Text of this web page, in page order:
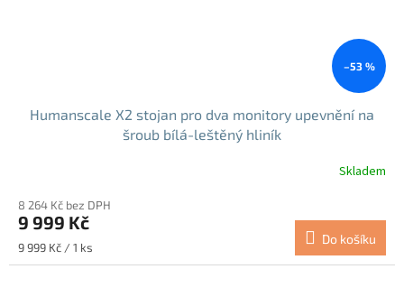
–53 %
Humanscale X2 stojan pro dva monitory upevnění na
šroub bílá-leštěný hliník
Skladem
8 264 Kč bez DPH
9 999 Kč
Měrná
cena:
9 999 Kč / 1 ks
Do košíku